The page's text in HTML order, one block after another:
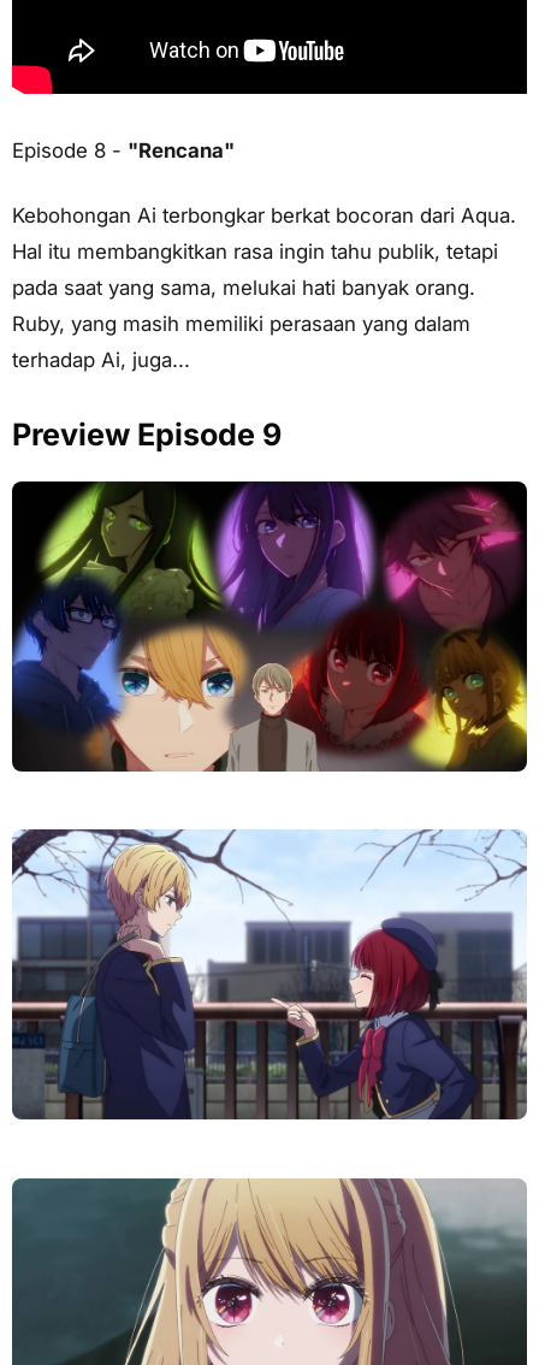
Episode 8 - "Rencana"
Kebohongan Ai terbongkar berkat bocoran dari Aqua.
Hal itu membangkitkan rasa ingin tahu publik, tetapi
pada saat yang sama, melukai hati banyak orang.
Ruby, yang masih memiliki perasaan yang dalam
terhadap Ai, juga...
Preview Episode 9